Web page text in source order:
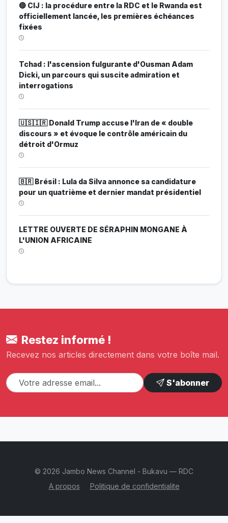
🔴 CIJ : la procédure entre la RDC et le Rwanda est
officiellement lancée, les premières échéances
fixées
Tchad : l'ascension fulgurante d'Ousman Adam
Dicki, un parcours qui suscite admiration et
interrogations
🇺🇸🇮🇷 Donald Trump accuse l'Iran de « double
discours » et évoque le contrôle américain du
détroit d'Ormuz
🇧🇷 Brésil : Lula da Silva annonce sa candidature
pour un quatrième et dernier mandat présidentiel
LETTRE OUVERTE DE SÉRAPHIN MONGANE À
L'UNION AFRICAINE
Restez informé !
Recevez nos articles directement dans votre boîte mail.
S'abonner
© 2026 Jambo News Channel - Bukavu — RDC
A propos
Politique de confidentialite